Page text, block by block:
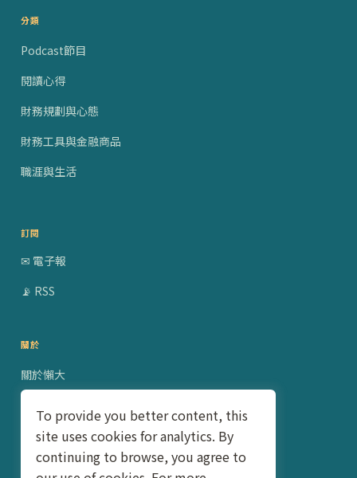
分類
Podcast節目
閱讀心得
財務規劃與心態
財務工具與金融商品
職涯與生活
訂閱
✉ 電子報
📡 RSS
關於
關於懶大
隱私權政策
聯絡我
To provide you better content, this
site uses cookies for analytics. By
continuing to browse, you agree to